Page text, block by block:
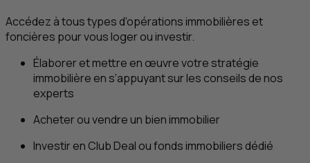
Accédez à tous types d’opérations immobilières et
foncières pour vous loger ou investir.
Élaborer et mettre en œuvre votre stratégie
immobilière en s’appuyant sur les conseils de nos
experts
Acheter ou vendre un bien immobilier
Investir en Club Deal ou fonds immobiliers dédié